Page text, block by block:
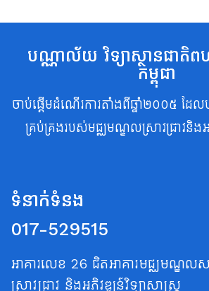
បណ្ណាល័យ វិទ្យាស្ថានជាតិព
កម្ពុជា
ចាប់ផ្តើមដំណើរការតាំងពីឆ្នាំ២០០៥ ដែលប
គ្រប់គ្រងរបស់មជ្ឈមណ្ឌលស្រាវជ្រាវនិងអ
ទំនាក់ទំនង
017-529515
អាគារលេខ 26 ជិតអាគារមជ្ឈមណ្ឌលស
ស្រាវជ្រាវ និងអភិវឌ្ឍន៍វិទ្យាសាស្ត្រ